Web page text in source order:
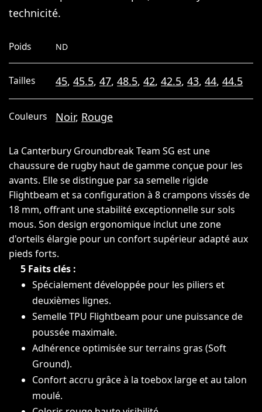
technicité.
Poids ND
Tailles 45,45.5,47,48.5,42,42.5,43,44,44.5
Couleurs Noir, Rouge
La Canterbury Groundbreak Team SG est une
chaussure de rugby haut de gamme conçue pour les
avants. Elle se distingue par sa semelle rigide
Flightbeam et sa configuration à 8 crampons vissés de
18 mm, offrant une stabilité exceptionnelle sur sols
mous. Son design ergonomique inclut une zone
d'orteils élargie pour un confort supérieur adapté aux
pieds forts.
5 Faits clés :
Spécialement développée pour les piliers et
deuxièmes lignes.
Semelle TPU Flightbeam pour une puissance de
poussée maximale.
Adhérence optimisée sur terrains gras (Soft
Ground).
Confort accru grâce à la toebox large et au talon
moulé.